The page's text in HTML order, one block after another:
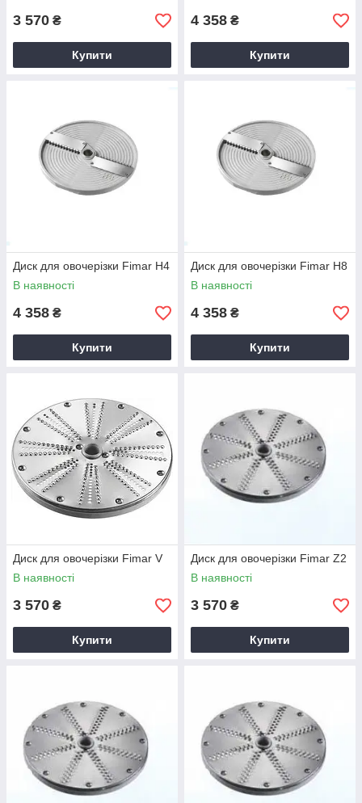
3 570 ₴
Купити
4 358 ₴
Купити
Диск для овочерізки Fimar H4
В наявності
4 358 ₴
Купити
Диск для овочерізки Fimar H8
В наявності
4 358 ₴
Купити
Диск для овочерізки Fimar V
В наявності
3 570 ₴
Купити
Диск для овочерізки Fimar Z2
В наявності
3 570 ₴
Купити